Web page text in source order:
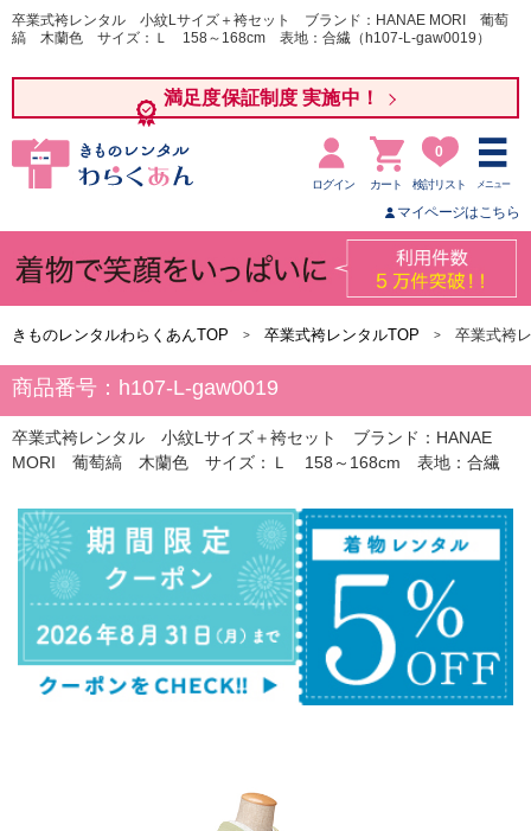
卒業式袴レンタル 小紋Lサイズ＋袴セット ブランド：HANAE MORI 葡萄
縞 木蘭色 サイズ：Ｌ 158～168cm 表地：合繊（h107-L-gaw0019）
満足度保証制度 実施中！
ログイン カート
0
検討リスト メニュー
マイページはこちら
きものレンタルわらくあんTOP 卒業式袴レンタルTOP 卒業式袴
商品番号：h107-L-gaw0019
卒業式袴レンタル 小紋Lサイズ＋袴セット ブランド：HANAE
MORI 葡萄縞 木蘭色 サイズ：Ｌ 158～168cm 表地：合繊